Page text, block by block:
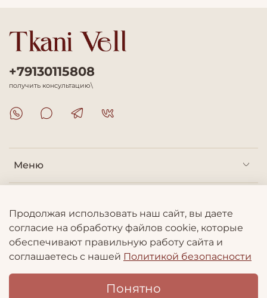
Меню
Информация
+79130115808
получить консультацию\
Продолжая использовать наш сайт, вы даете
согласие на обработку файлов cookie, которые
обеспечивают правильную работу сайта и
соглашаетесь с нашей Политикой безопасности
Понятно